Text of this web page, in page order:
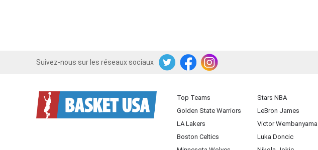
Suivez-nous sur les réseaux sociaux
TwitterFacebookInstagram
Top Teams
Golden State Warriors
LA Lakers
Boston Celtics
Stars NBA
LeBron James
Victor Wembanyama
Luka Doncic